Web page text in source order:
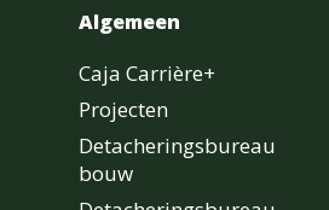
Algemeen
Caja Carrière+
Projecten
Detacheringsbureau
bouw